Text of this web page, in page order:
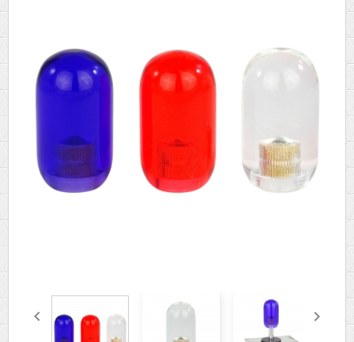
 